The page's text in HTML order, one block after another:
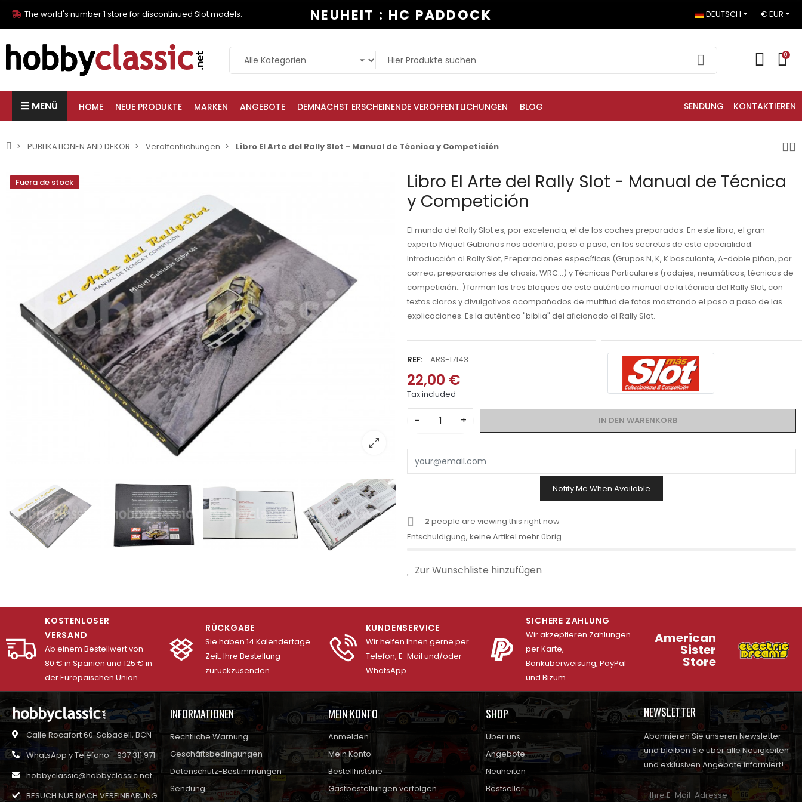
The world's number 1 store for discontinued Slot models. NEUHEIT : HC PADDOCK DEUTSCH € EUR
0
MENÜ HOME NEUE PRODUKTE MARKEN ANGEBOTE DEMNÄCHST ERSCHEINENDE VERÖFFENTLICHUNGEN BLOG SENDUNG KONTAKTIEREN
PUBLIKATIONEN AND DEKOR Veröffentlichungen Libro El Arte del Rally Slot - Manual de Técnica y Competición
Fuera de stock
Libro El Arte del Rally Slot - Manual de Técnica
y Competición
El mundo del Rally Slot es, por excelencia, el de los coches preparados. En este libro, el gran
experto Miquel Gubianas nos adentra, paso a paso, en los secretos de esta epecialidad.
Introducción al Rally Slot, Preparaciones específicas (Grupos N, K, K basculante, A-doble piñon, por
correa, preparaciones de chasis, WRC...) y Técnicas Particulares (rodajes, neumáticos, técnicas de
competición...) forman los tres bloques de este auténtico manual de la técnica del Rally Slot, con
textos claros y divulgativos acompañados de multitud de fotos mostrando el paso a paso de las
explicaciones. Es la auténtica "biblia" del aficionado al Rally Slot.
REF: ARS-17143
22,00 €
Tax included
− + IN DEN WARENKORB
Notify Me When Available
2 people are viewing this right now
Entschuldigung, keine Artikel mehr übrig.
Zur Wunschliste hinzufügen
KOSTENLOSER
VERSAND
Ab einem Bestellwert von
80 € in Spanien und 125 € in
der Europäischen Union.
RÜCKGABE
Sie haben 14 Kalendertage
Zeit, Ihre Bestellung
zurückzusenden.
KUNDENSERVICE
Wir helfen Ihnen gerne per
Telefon, E-Mail und/oder
WhatsApp.
SICHERE ZAHLUNG
Wir akzeptieren Zahlungen
per Karte,
Banküberweisung, PayPal
und Bizum.
American
Sister
Store
Calle Rocafort 60. Sabadell, BCN
WhatsApp y Teléfono - 937 311 971
hobbyclassic@hobbyclassic.net
BESUCH NUR NACH VEREINBARUNG
INFORMATIONEN
Rechtliche Warnung
Geschäftsbedingungen
Datenschutz-Bestimmungen
Sendung
MEIN KONTO
Anmelden
Mein Konto
Bestellhistorie
Gastbestellungen verfolgen
SHOP
Über uns
Angebote
Neuheiten
Bestseller
NEWSLETTER
Abonnieren Sie unseren Newsletter
und bleiben Sie über alle Neuigkeiten
und exklusiven Angebote informiert!